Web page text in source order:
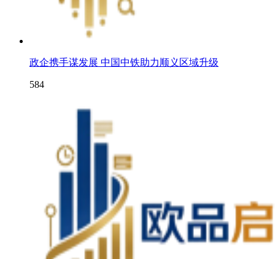
政企携手谋发展 中国中铁助力顺义区域升级
584